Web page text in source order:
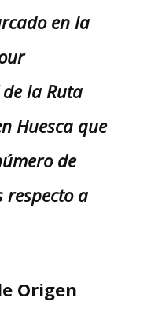
en la
de la Ruta
Huesca que
de
respecto a
Origen